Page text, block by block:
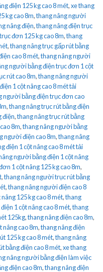
điện 125 kg cao 8 mét,xe thang
kg cao 8m,thang nâng người
nâng điện,thang nâng điện trục
đơn 125 kg cao 8m,thang
,thang nâng trục gấp rút bằng
cao 8 mét,thang nâng người
người bằng điện trục đơn 1 cột
rút cao 8m,thang nâng người
1 cột nâng cao 8 mét tải
người bằng điện trục đơn cao
,thang nâng trục rút bằng điện
điện,thang nâng trục rút bằng
8m,thang nâng người bằng
người điện cao 8m,thang nâng
điện 1 cột nâng cao 8 mét tải
người bằng điện 1 cột nâng
1 cột nâng 125 kg cao 8m,
,thang nâng người trục rút bằng
,thang nâng người điện cao 8
125 kg cao 8 mét,thang
1 cột nâng cao 8 mét,thang
125kg,thang nâng điện cao 8m,
nâng cao 8m,thang nâng điện
125 kg cao 8 mét,thang nâng
bằng điện cao 8 mét,xe thang
nâng người bằng điện làm việc
điện cao 8m,thang nâng điện